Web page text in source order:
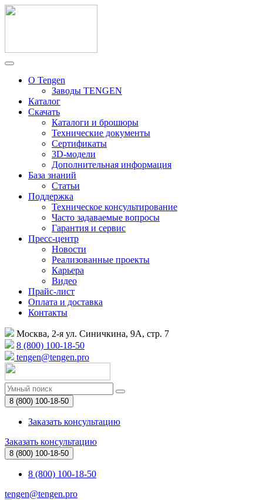
О Tengen
Заводы TENGEN
Каталог
Скачать
Каталоги и брошюры
Технические документы
Сертификаты
3D-модели
Дополнительная информация
База знаний
Статьи
Поддержка
Техническое консультирование
Часто задаваемые вопросы
Гарантия и сервис
Пресс-центр
Новости
Реализованные проекты
Карьера
Видео
Прайс-лист
Оплата и доставка
Контакты
Москва, 2-я ул. Синичкина, 9А, стр. 7
8 (800) 100-18-50
tengen@tengen.pro
8 (800) 100-18-50
Заказать консультацию
Заказать консультацию
8 (800) 100-18-50
8 (800) 100-18-50
tengen@tengen.pro